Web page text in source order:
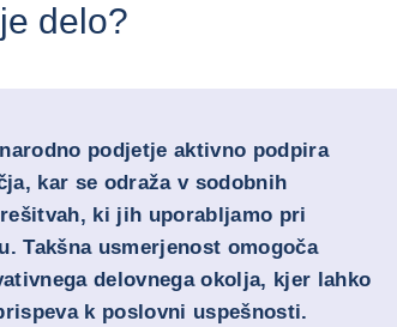
delo?
podjetje aktivno podpira
kar se odraža v sodobnih
ki jih uporabljamo pri
Takšna usmerjenost omogoča
delovnega okolja, kjer lahko
k poslovni uspešnosti.